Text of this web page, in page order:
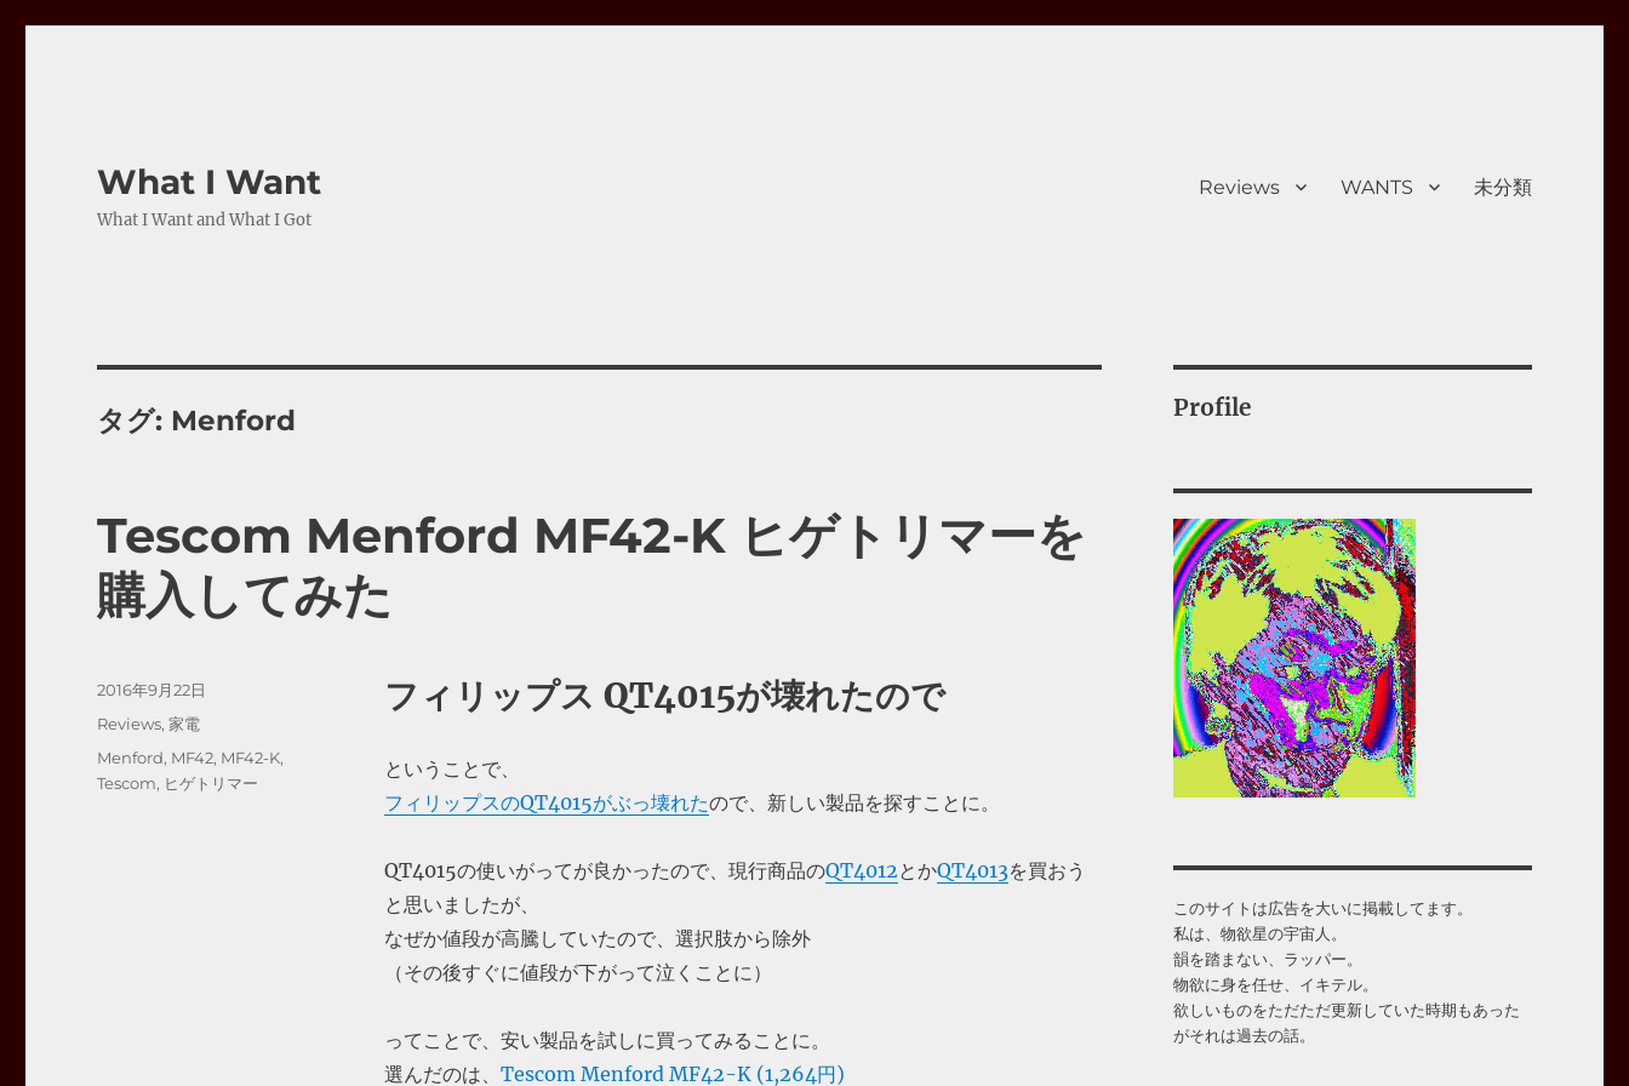
What I Want
What I Want and What I Got
Reviews WANTS 未分類
タグ: Menford
Tescom Menford MF42-K ヒゲトリマーを
購入してみた
フィリップス QT4015が壊れたので
ということで、
フィリップスのQT4015がぶっ壊れたので、新しい製品を探すことに。
QT4015の使いがってが良かったので、現行商品のQT4012とかQT4013を買おう
と思いましたが、
なぜか値段が高騰していたので、選択肢から除外
（その後すぐに値段が下がって泣くことに）
ってことで、安い製品を試しに買ってみることに。
選んだのは、 Tescom Menford MF42-K (1,264円)
投
2016年9月22日
カ
Reviews,家電
タ
グ
Menford, MF42, MF42-K,
Tescom, ヒゲトリマー
Profile
このサイトは広告を大いに掲載してます。
私は、物欲星の宇宙人。
韻を踏まない、ラッパー。
物欲に身を任せ、イキテル。
欲しいものをただただ更新していた時期もあった
がそれは過去の話。